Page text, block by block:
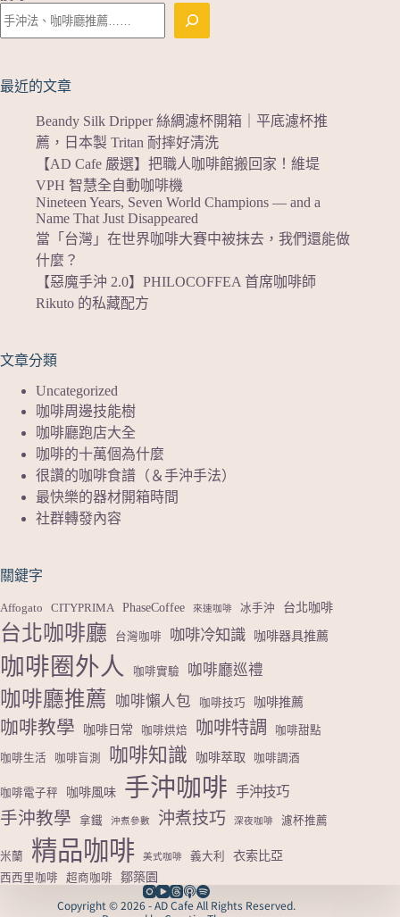
最近的文章
Beandy Silk Dripper 絲綢濾杯開箱｜平底濾杯推
薦，日本製 Tritan 耐摔好清洗
【AD Cafe 嚴選】把職人咖啡館搬回家！維堤
VPH 智慧全自動咖啡機
Nineteen Years, Seven World Champions — and a
Name That Just Disappeared
當「台灣」在世界咖啡大賽中被抹去，我們還能做
什麼？
【惡魔手沖 2.0】PHILOCOFFEA 首席咖啡師
Rikuto 的私藏配方
文章分類
Uncategorized
咖啡周邊技能樹
咖啡廳跑店大全
咖啡的十萬個為什麼
很讚的咖啡食譜（＆手沖手法）
最快樂的器材開箱時間
社群轉發內容
關鍵字
Affogato CITYPRIMA PhaseCoffee 來速咖啡 冰手沖 台北咖啡
台北咖啡廳 台灣咖啡 咖啡冷知識 咖啡器具推薦
咖啡圈外人 咖啡實驗 咖啡廳巡禮
咖啡廳推薦 咖啡懶人包 咖啡技巧 咖啡推薦
咖啡教學 咖啡日常 咖啡烘焙 咖啡特調 咖啡甜點
咖啡生活 咖啡盲測 咖啡知識 咖啡萃取 咖啡調酒
咖啡電子秤 咖啡風味 手沖咖啡 手沖技巧
手沖教學 拿鐵 沖煮參數 沖煮技巧 深夜咖啡 濾杯推薦
米蘭 精品咖啡 美式咖啡 義大利 衣索比亞
西西里咖啡 超商咖啡 鄒築園
Copyright © 2026 - AD Cafe All Rights Reserved.